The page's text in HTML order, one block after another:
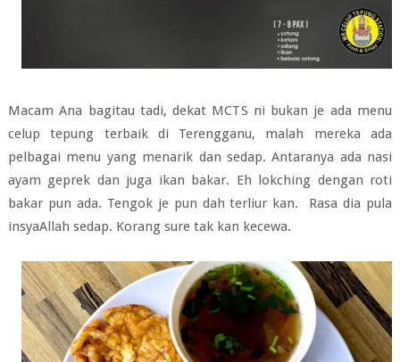
Macam Ana bagitau tadi, dekat MCTS ni bukan je ada menu
celup tepung terbaik di Terengganu, malah mereka ada
pelbagai menu yang menarik dan sedap. Antaranya ada nasi
ayam geprek dan juga ikan bakar. Eh lokching dengan roti
bakar pun ada. Tengok je pun dah terliur kan. Rasa dia pula
insyaAllah sedap. Korang sure tak kan kecewa.